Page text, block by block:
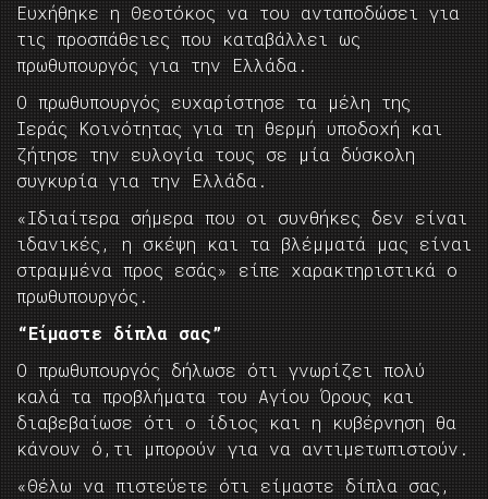
Ευχήθηκε η Θεοτόκος να του ανταποδώσει για
τις προσπάθειες που καταβάλλει ως
πρωθυπουργός για την Ελλάδα.
Ο πρωθυπουργός ευχαρίστησε τα μέλη της
Ιεράς Κοινότητας για τη θερμή υποδοχή και
ζήτησε την ευλογία τους σε μία δύσκολη
συγκυρία για την Ελλάδα.
«Ιδιαίτερα σήμερα που οι συνθήκες δεν είναι
ιδανικές, η σκέψη και τα βλέμματά μας είναι
στραμμένα προς εσάς» είπε χαρακτηριστικά ο
πρωθυπουργός.
“Είμαστε δίπλα σας”
Ο πρωθυπουργός δήλωσε ότι γνωρίζει πολύ
καλά τα προβλήματα του Αγίου Όρους και
διαβεβαίωσε ότι ο ίδιος και η κυβέρνηση θα
κάνουν ό,τι μπορούν για να αντιμετωπιστούν.
«Θέλω να πιστεύετε ότι είμαστε δίπλα σας,